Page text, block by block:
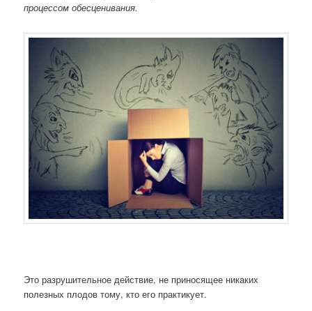
процессом обесценивания.
Это разрушительное действие, не приносящее никаких
полезных плодов тому, кто его практикует.